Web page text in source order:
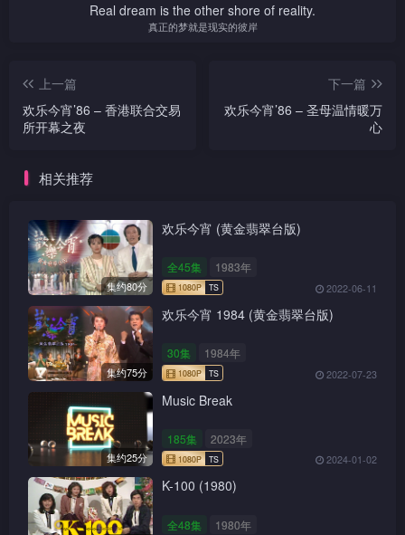
Real dream is the other shore of reality.
真正的梦就是现实的彼岸
上一篇
欢乐今宵’86 – 香港联合交易
所开幕之夜
下一篇
欢乐今宵’86 – 圣母温情暖万
心
相关推荐
集约80分
欢乐今宵 (黄金翡翠台版)
全45集 1983年
2022-06-11
集约75分
欢乐今宵 1984 (黄金翡翠台版)
30集 1984年
2022-07-23
集约25分
Music Break
185集 2023年
2024-01-02
K-100 (1980)
全48集 1980年